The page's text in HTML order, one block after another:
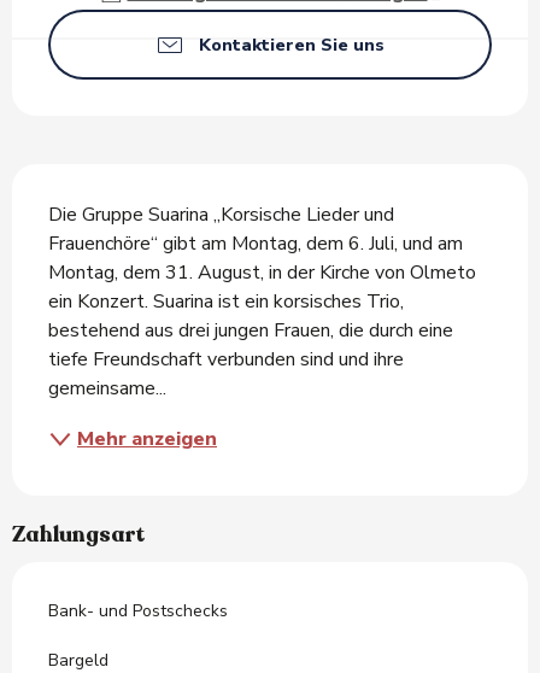
Kontaktieren Sie uns
Die Gruppe Suarina „Korsische Lieder und
Frauenchöre“ gibt am Montag, dem 6. Juli, und am
Montag, dem 31. August, in der Kirche von Olmeto
ein Konzert. Suarina ist ein korsisches Trio,
bestehend aus drei jungen Frauen, die durch eine
tiefe Freundschaft verbunden sind und ihre
gemeinsame...
Mehr anzeigen
Zahlungsart
Bank- und Postschecks
Bargeld